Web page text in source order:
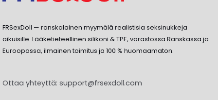
FRSexDoll — ranskalainen myymälä realistisia seksinukkeja
aikuisille. Lääketieteellinen silikoni & TPE, varastossa Ranskassa ja
Euroopassa, ilmainen toimitus ja 100 % huomaamaton.
Ottaa yhteyttä: support@frsexdoll.com